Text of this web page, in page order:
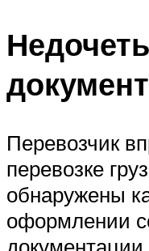
Перевозчик
перевозке
обнаружены
оформлении